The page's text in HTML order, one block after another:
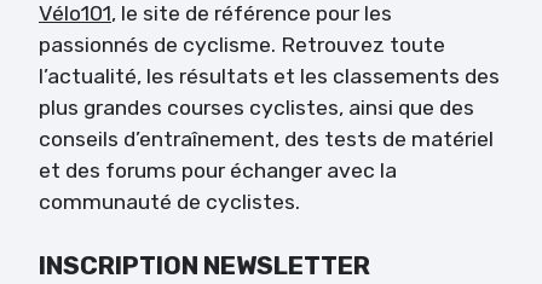
Vélo101, le site de référence pour les
passionnés de cyclisme. Retrouvez toute
l’actualité, les résultats et les classements des
plus grandes courses cyclistes, ainsi que des
conseils d’entraînement, des tests de matériel
et des forums pour échanger avec la
communauté de cyclistes.
INSCRIPTION NEWSLETTER